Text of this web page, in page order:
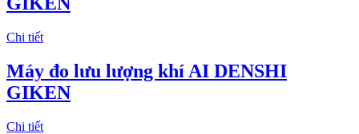
Chi tiết
Máy đo lưu lượng khí AI DENSHI
GIKEN
Chi tiết